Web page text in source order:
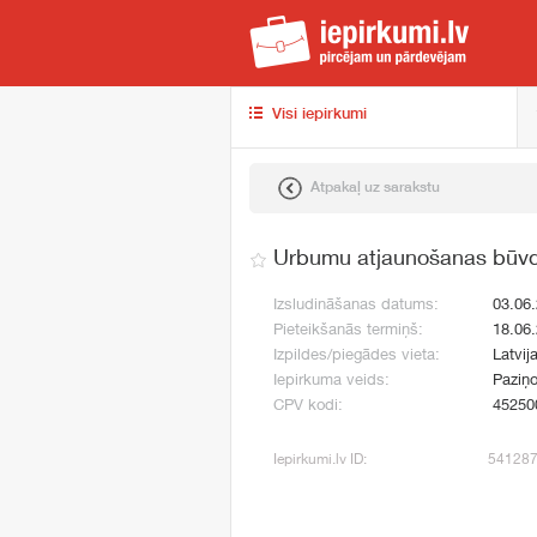
Visi iepirkumi
Atpakaļ uz sarakstu
Urbumu atjaunošanas
Izsludināšanas datums:
Pieteikšanās termiņš:
Izpildes/piegādes vieta:
Iepirkuma veids:
CPV kodi:
Iepirkumi.lv ID: